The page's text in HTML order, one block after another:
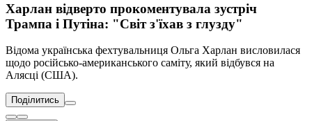
Харлан відверто прокоментувала зустріч
Трампа і Путіна: "Світ з'їхав з глузду"
Відома українська фехтувальниця Ольга Харлан висловилася
щодо російсько-американського саміту, який відбувся на
Алясці (США).
Поділитись